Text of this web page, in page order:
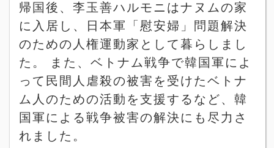
帰国後、李玉善ハルモニはナヌムの家
に入居し、日本軍「慰安婦」問題解決
のための人権運動家として暮らしまし
た。 また、ベトナム戦争で韓国軍によ
って民間人虐殺の被害を受けたベトナ
ム人のための活動を支援するなど、韓
国軍による戦争被害の解決にも尽力さ
れました。